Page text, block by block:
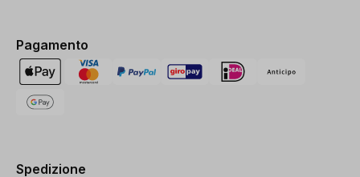
Pagamento
Spedizione